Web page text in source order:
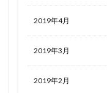
2019年4月
2019年3月
2019年2月